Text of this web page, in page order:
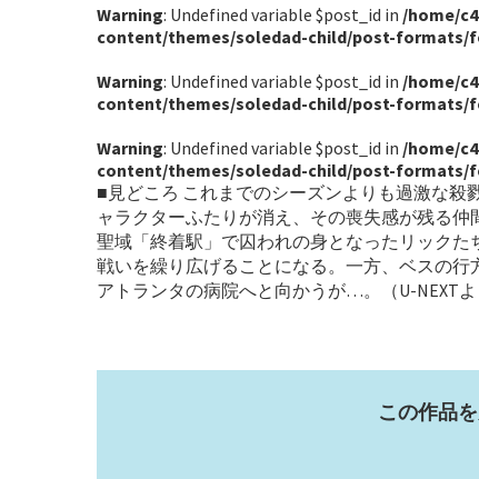
Warning: Undefined variable $post_id in /home/
content/themes/soledad-child/post-formats/
Warning: Undefined variable $post_id in /home/
content/themes/soledad-child/post-formats/
Warning: Undefined variable $post_id in /home/
content/themes/soledad-child/post-formats/
■見どころ これまでのシーズンよりも過激な
ャラクターふたりが消え、その喪失感が残る
聖域「終着駅」で囚われの身となったリック
戦いを繰り広げることになる。一方、ベスの
アトランタの病院へと向かうが…。（U-NEXTよ
この作品